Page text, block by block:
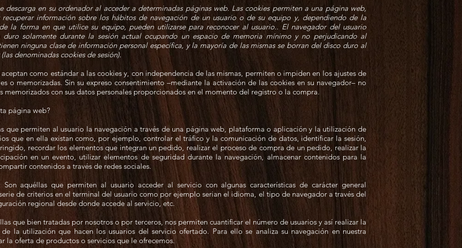
descarga en su ordenador al acceder a determinadas páginas web. Las cookies permiten a una página web,
recuperar información sobre los hábitos de navegación de un usuario o de su equipo y, dependiendo de la
la forma en que utilice su equipo, pueden utilizarse para reconocer al usuario.. El navegador del usuario
solamente durante la sesión actual ocupando un espacio de memoria mínimo y no perjudicando al
ninguna clase de información personal específica, y la mayoría de las mismas se borran del disco duro al
denominadas cookies de sesión).
como estándar a las cookies y, con independencia de las mismas, permiten o impiden en los ajustes de
o memorizadas. Sin su expreso consentimiento –mediante la activación de las cookies en su navegador– no
memorizados con sus datos personales proporcionados en el momento del registro o la compra.
página web?
que permiten al usuario la navegación a través de una página web, plataforma o aplicación y la utilización de
que en ella existan como, por ejemplo, controlar el tráfico y la comunicación de datos, identificar la sesión,
recordar los elementos que integran un pedido, realizar el proceso de compra de un pedido, realizar la
en un evento, utilizar elementos de seguridad durante la navegación, almacenar contenidos para la
contenidos a través de redes sociales.
aquéllas que permiten al usuario acceder al servicio con algunas características de carácter general
de criterios en el terminal del usuario como por ejemplo serian el idioma, el tipo de navegador a través del
regional desde donde accede al servicio, etc.
que bien tratadas por nosotros o por terceros, nos permiten cuantificar el número de usuarios y así realizar la
la utilización que hacen los usuarios del servicio ofertado. Para ello se analiza su navegación en nuestra
la oferta de productos o servicios que le ofrecemos.